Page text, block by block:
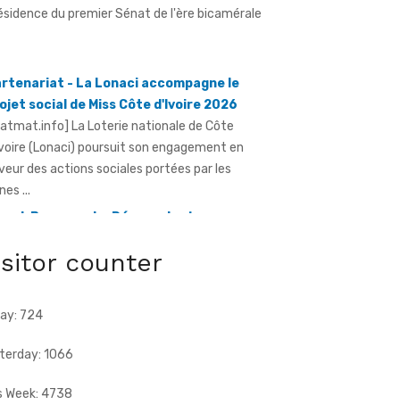
social de Miss Côte d'Ivoire 2026
La Loterie nationale de Côte
(Lonaci) poursuit son engagement en
des actions sociales portées par les
...
Bassam - Le Réseau des jeunes
du Sud-Comoé offre du matériel
Le Réseau des jeunes cadres du
counter
724
1066
Week: 4738